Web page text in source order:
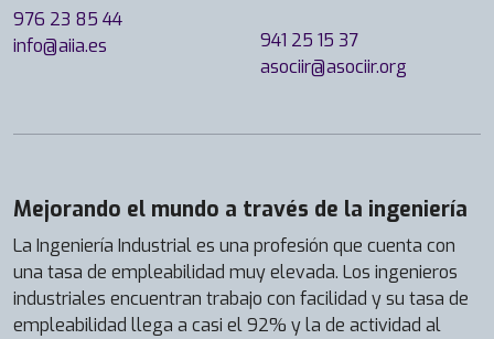
976 23 85 44
info@aiia.es
941 25 15 37
asociir@asociir.org
Mejorando el mundo a través de la ingeniería
La Ingeniería Industrial es una profesión que cuenta con
una tasa de empleabilidad muy elevada. Los ingenieros
industriales encuentran trabajo con facilidad y su tasa de
empleabilidad llega a casi el 92% y la de actividad al